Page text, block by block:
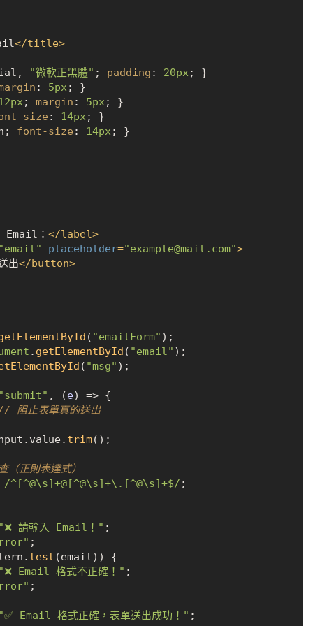
</title>
"微軟正黑體" ; padding : 20px ; }
: 5px ; }
; margin : 5px ; }
size : 14px ; }
font-size : 14px ; }
Email： </label>
placeholder="example@mail.com">
出</button>
( "emailForm" );
. getElementById ( "email" );
( "msg" );
"submit" , (e) => {
阻止表單真的送出
value. trim();
正則表達式）
/^[^@\s]+@[^@\s]+\.[^@\s]+$/ ;
"❌ 請輸入 Email！" ;
;
test (email)) {
"❌ Email 格式不正確！" ;
;
"✅ Email 格式正確，表單送出成功！" ;